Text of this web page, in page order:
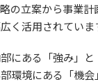
の立案から事業計
く活用されていま
にある「強み」
環境にある「機